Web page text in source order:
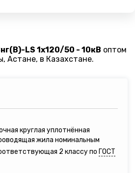
LS 1х120/50 - 10кВ оптом
Астане, в Казахстане.
круглая уплотнённая
жила номинальным
2 классу по ГОСТ